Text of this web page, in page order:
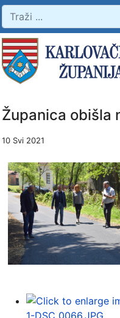
Županica obišla
10 Svi 2021